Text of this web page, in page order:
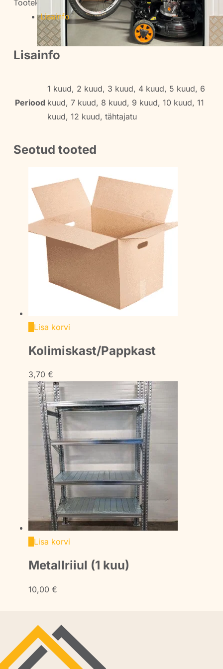
kogus
Tootekood: Kategooria:Laod
Lisainfo
Lisainfo
Periood
1 kuud, 2 kuud, 3 kuud, 4 kuud, 5 kuud, 6
kuud, 7 kuud, 8 kuud, 9 kuud, 10 kuud, 11
kuud, 12 kuud, tähtajatu
Seotud tooted
Lisa korvi
Kolimiskast/Pappkast
3,70 €
Lisa korvi
Metallriiul (1 kuu)
10,00 €